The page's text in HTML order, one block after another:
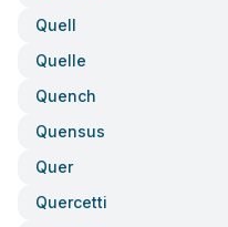
Quell
Quelle
Quench
Quensus
Quer
Quercetti